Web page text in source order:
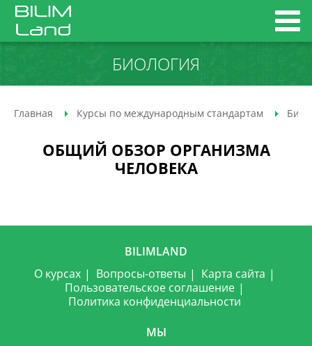
БИОЛОГИЯ
Главная Курсы по международным стандартам
ОБЩИЙ ОБЗОР ОРГАНИЗМА
ЧЕЛОВЕКА
BILIMLAND
О курсах
Вопросы-ответы
Карта сайта
Пользовательское соглашение
Политика конфиденциальности
МЫ